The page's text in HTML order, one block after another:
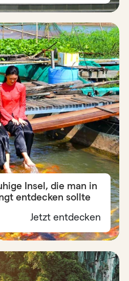
Insel, die man in
entdecken sollte
Jetzt entdecken